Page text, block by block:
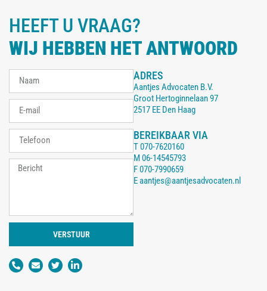
HEEFT U VRAAG?
WIJ HEBBEN HET ANTWOORD
VERSTUUR
ADRES
Aantjes Advocaten B.V.
Groot Hertoginnelaan 97
2517 EE Den Haag
BEREIKBAAR VIA
T070-7620160
M06-14545793
F070-7990659
Eaantjes@aantjesadvocaten.nl